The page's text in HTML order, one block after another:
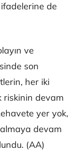
ifadelerine de
ve
son
her iki
riskinin devam
yer yok,
devam
(AA)